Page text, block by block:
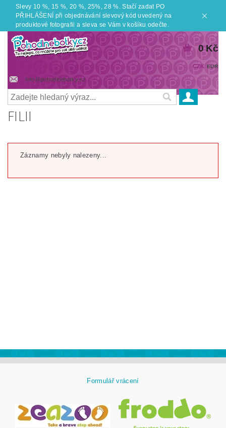
Slevy 10 %, 15 %, 20 %, 25%, 28 %. Stačí zadat PO
PŘIHLÁŠENÍ při objednávání slevový kód uvedený na
produktové fotografii a sleva se Vám v košíku odečte.
info@pohodlnebotky.cz
CZK EUR
0 Kč
FILII
Záznamy nebyly nalezeny...
Formulář vrácení